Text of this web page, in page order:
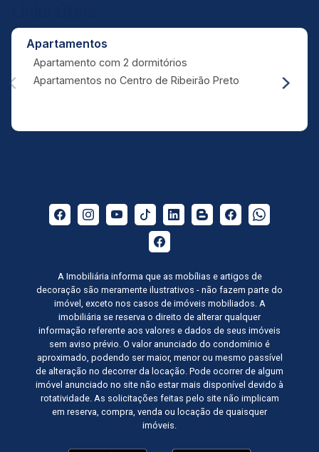
Apartamentos
Apartamento com 2 dormitórios
Apartamentos no Centro de Ribeirão Preto
A Imobiliária informa que as mobílias e artigos de
decoração são meramente ilustrativos - não fazem parte do
imóvel, exceto nos casos de imóveis mobiliados. A
imobiliária se reserva o direito de alterar qualquer
informação referente aos valores e dados de seus imóveis
sem aviso prévio. O valor anunciado do condomínio é
aproximado, podendo ser maior, menor ou mesmo passível
de alteração no decorrer da locação. Pode ocorrer de algum
imóvel anunciado no site não estar mais disponível devido à
rotatividade. As solicitações feitas pelo site não implicam
em reserva, compra, venda ou locação de quaisquer
imóveis.